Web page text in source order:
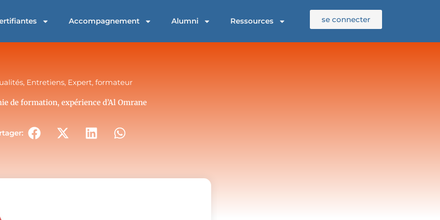
Accompagnement Alumni Ressources se connecter
, Entretiens, Expert, formateur
de formation, expérience d’Al Omrane